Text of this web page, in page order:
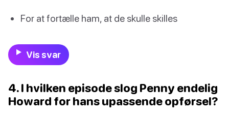
For at fortælle ham, at de skulle skilles
Vis svar
4. I hvilken episode slog Penny endelig
Howard for hans upassende opførsel?